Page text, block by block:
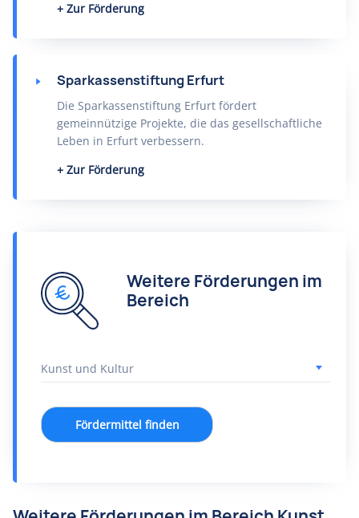
Zur Förderung
Sparkassenstiftung Erfurt
Die Sparkassenstiftung Erfurt fördert
gemeinnützige Projekte, die das gesellschaftliche
Leben in Erfurt verbessern.
Zur Förderung
Weitere Förderungen im
Bereich
Fördermittel finden